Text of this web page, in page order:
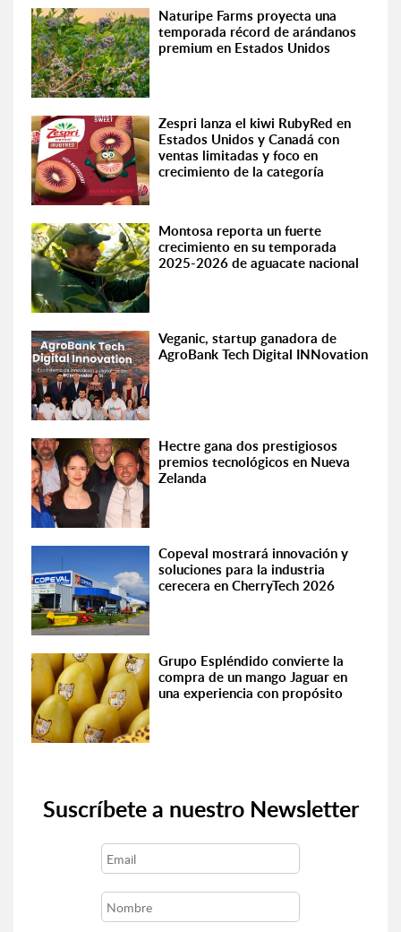
Naturipe Farms proyecta una
temporada récord de arándanos
premium en Estados Unidos
Zespri lanza el kiwi RubyRed en
Estados Unidos y Canadá con
ventas limitadas y foco en
crecimiento de la categoría
Montosa reporta un fuerte
crecimiento en su temporada
2025-2026 de aguacate nacional
Veganic, startup ganadora de
AgroBank Tech Digital INNovation
Hectre gana dos prestigiosos
premios tecnológicos en Nueva
Zelanda
Copeval mostrará innovación y
soluciones para la industria
cerecera en CherryTech 2026
Grupo Espléndido convierte la
compra de un mango Jaguar en
una experiencia con propósito
Suscríbete a nuestro Newsletter